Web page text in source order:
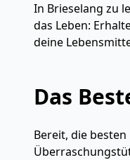
In Brieselang zu
das Leben:
deine
Das
Bereit, die